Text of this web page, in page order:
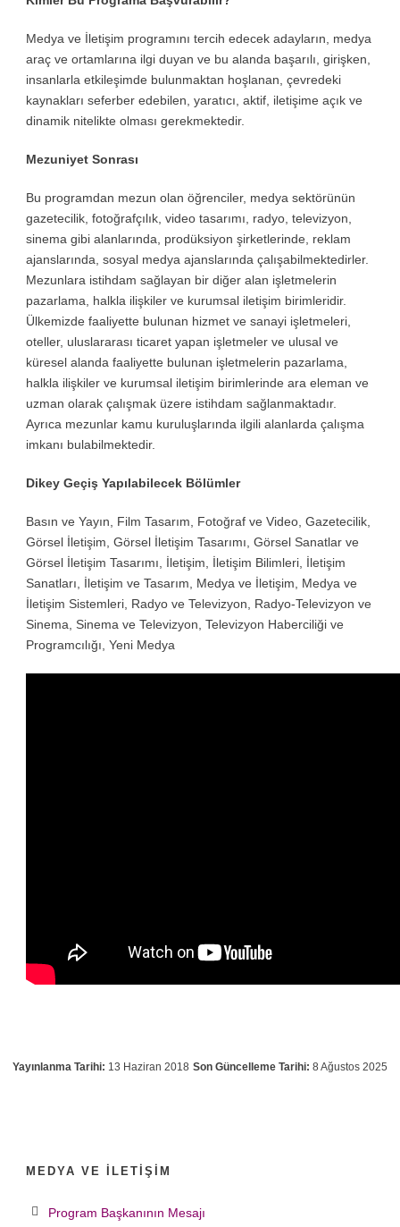
Medya ve İletişim programını tercih edecek adayların, medya
araç ve ortamlarına ilgi duyan ve bu alanda başarılı, girişken,
insanlarla etkileşimde bulunmaktan hoşlanan, çevredeki
kaynakları seferber edebilen, yaratıcı, aktif, iletişime açık ve
dinamik nitelikte olması gerekmektedir.
Mezuniyet Sonrası
Bu programdan mezun olan öğrenciler, medya sektörünün
gazetecilik, fotoğrafçılık, video tasarımı, radyo, televizyon,
sinema gibi alanlarında, prodüksiyon şirketlerinde, reklam
ajanslarında, sosyal medya ajanslarında çalışabilmektedirler.
Mezunlara istihdam sağlayan bir diğer alan işletmelerin
pazarlama, halkla ilişkiler ve kurumsal iletişim birimleridir.
Ülkemizde faaliyette bulunan hizmet ve sanayi işletmeleri,
oteller, uluslararası ticaret yapan işletmeler ve ulusal ve
küresel alanda faaliyette bulunan işletmelerin pazarlama,
halkla ilişkiler ve kurumsal iletişim birimlerinde ara eleman ve
uzman olarak çalışmak üzere istihdam sağlanmaktadır.
Ayrıca mezunlar kamu kuruluşlarında ilgili alanlarda çalışma
imkanı bulabilmektedir.
Dikey Geçiş Yapılabilecek Bölümler
Basın ve Yayın, Film Tasarım, Fotoğraf ve Video, Gazetecilik,
Görsel İletişim, Görsel İletişim Tasarımı, Görsel Sanatlar ve
Görsel İletişim Tasarımı, İletişim, İletişim Bilimleri, İletişim
Sanatları, İletişim ve Tasarım, Medya ve İletişim, Medya ve
İletişim Sistemleri, Radyo ve Televizyon, Radyo-Televizyon ve
Sinema, Sinema ve Televizyon, Televizyon Haberciliği ve
Programcılığı, Yeni Medya
Yayınlanma Tarihi: 13 Haziran 2018 Son Güncelleme Tarihi: 8 Ağustos 2025
MEDYA VE İLETIŞIM
Program Başkanının Mesajı